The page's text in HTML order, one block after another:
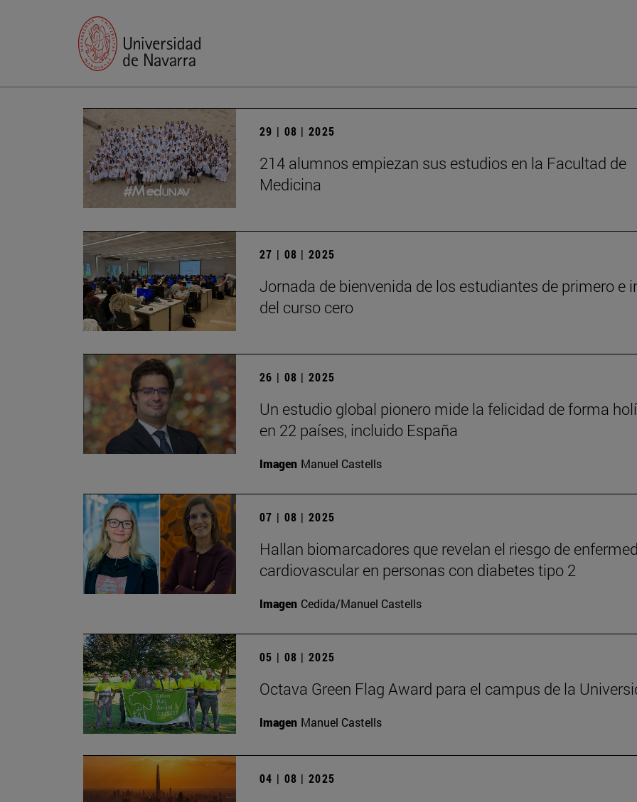
29 | 08 | 2025
214 alumnos empiezan sus estudios en la Facultad de
Medicina
27 | 08 | 2025
Jornada de bienvenida de los estudiantes de primero e
del curso cero
26 | 08 | 2025
Un estudio global pionero mide la felicidad de forma
en 22 países, incluido España
Imagen Manuel Castells
07 | 08 | 2025
Hallan biomarcadores que revelan el riesgo de
cardiovascular en personas con diabetes tipo 2
Imagen Cedida/Manuel Castells
05 | 08 | 2025
Octava Green Flag Award para el campus de la
Imagen Manuel Castells
04 | 08 | 2025